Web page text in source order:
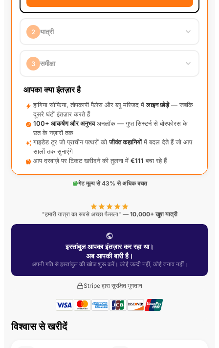
2 यात्री
वयस्क
€149.00 / व्यक्ति
बच्चा(5-12)
€139.00 / व्यक्ति
जारी रखें →
3 समीक्षा
कुल ऑर्डर
आपका क्या इंतज़ार है
हागिया सोफिया, तोपकापी पैलेस और ब्लू मस्जिद मेंलाइन छोड़ें— जबकि
दूसरे घंटों इंतज़ार करते हैं
100+ आकर्षण और अनुभवअनलॉक — गुप्त सिस्टर्न से बोस्फोरस के
छत के नज़ारों तक
गाइडेड टूर जो प्राचीन पत्थरों कोजीवंत कहानियोंमें बदल देते हैं जो आप
सालों तक सुनाएंगे
आप दरवाज़े पर टिकट खरीदने की तुलना में €111 बचा रहे हैं
गेट मूल्य से 43% से अधिक बचत
"हमारी यात्रा का सबसे अच्छा फैसला" — 10,000+ खुश यात्री
इस्तांबुल आपका इंतज़ार कर रहा था।
अब आपकी बारी है।
अपनी गति से इस्तांबुल की खोज शुरू करें। कोई जल्दी नहीं, कोई तनाव नहीं।
Stripe द्वारा सुरक्षित भुगतान
विश्वास से खरीदें